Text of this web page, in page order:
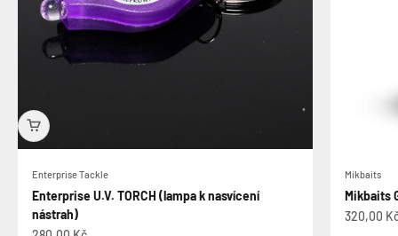
Enterprise Tackle
Enterprise U.V. TORCH (lampa k nasvícení
nástrah)
Mikbaits
Mikbaits
Prodejní
320,00